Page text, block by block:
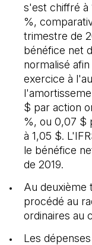
s'est chiffré à
%,
trimestre de
bénéfice net
normalisé
exercice à
$ par action
%, ou 0,07 $
à 1,05 $.
le bénéfice
de 2019.
Au deuxième
procédé au
ordinaires au
Les